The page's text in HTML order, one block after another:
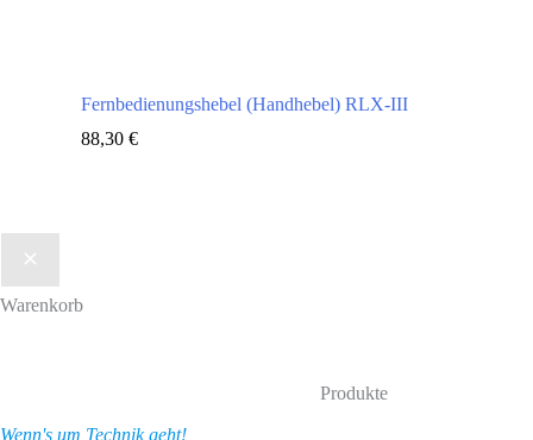
Fernbedienungshebel (Handhebel) RLX-III
88,30 €
Warenkorb
Wenn's um Technik geht!
Produkte